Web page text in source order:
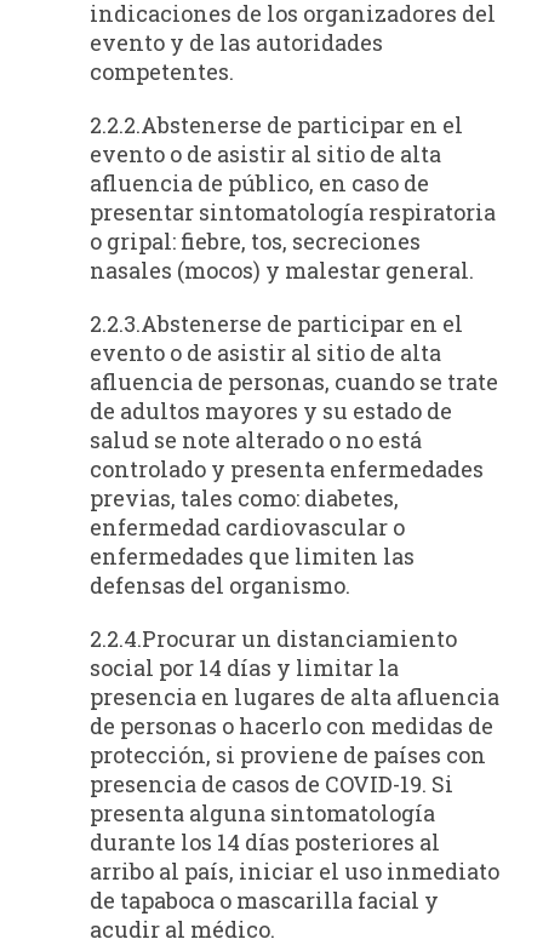
indicaciones de los organizadores del
evento y de las autoridades
competentes.
2.2.2.Abstenerse de participar en el
evento o de asistir al sitio de alta
afluencia de público, en caso de
presentar sintomatología respiratoria
o gripal: fiebre, tos, secreciones
nasales (mocos) y malestar general.
2.2.3.Abstenerse de participar en el
evento o de asistir al sitio de alta
afluencia de personas, cuando se trate
de adultos mayores y su estado de
salud se note alterado o no está
controlado y presenta enfermedades
previas, tales como: diabetes,
enfermedad cardiovascular o
enfermedades que limiten las
defensas del organismo.
2.2.4.Procurar un distanciamiento
social por 14 días y limitar la
presencia en lugares de alta afluencia
de personas o hacerlo con medidas de
protección, si proviene de países con
presencia de casos de COVID-19. Si
presenta alguna sintomatología
durante los 14 días posteriores al
arribo al país, iniciar el uso inmediato
de tapaboca o mascarilla facial y
acudir al médico.